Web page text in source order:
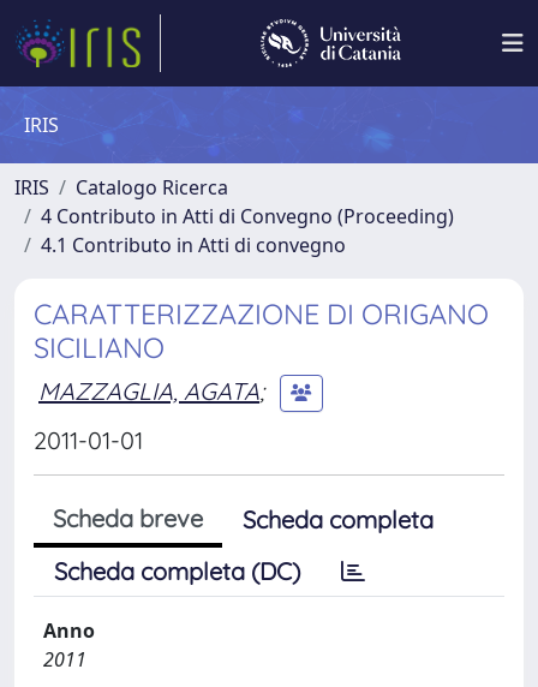
IRIS
IRIS
Catalogo Ricerca
4 Contributo in Atti di Convegno (Proceeding)
4.1 Contributo in Atti di convegno
CARATTERIZZAZIONE DI ORIGANO
SICILIANO
MAZZAGLIA, AGATA;
2011-01-01
Scheda breve
Scheda completa
Scheda completa (DC)
Anno
2011